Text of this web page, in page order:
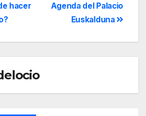
Agenda del Palacio
Euskalduna
hacer